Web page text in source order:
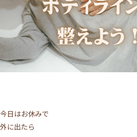
今日はお休みで
外に出たら